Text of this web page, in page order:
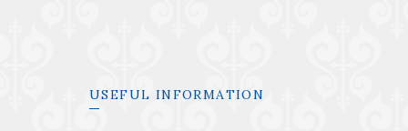
USEFUL INFORMATION